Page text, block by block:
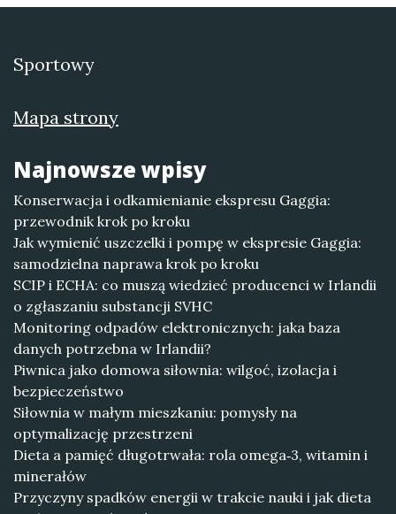
Sportowy
Mapa strony
Najnowsze wpisy
Konserwacja i odkamienianie ekspresu Gaggia:
przewodnik krok po kroku
Jak wymienić uszczelki i pompę w ekspresie Gaggia:
samodzielna naprawa krok po kroku
SCIP i ECHA: co muszą wiedzieć producenci w Irlandii
o zgłaszaniu substancji SVHC
Monitoring odpadów elektronicznych: jaka baza
danych potrzebna w Irlandii?
Piwnica jako domowa siłownia: wilgoć, izolacja i
bezpieczeństwo
Siłownia w małym mieszkaniu: pomysły na
optymalizację przestrzeni
Dieta a pamięć długotrwała: rola omega‑3, witamin i
minerałów
Przyczyny spadków energii w trakcie nauki i jak dieta